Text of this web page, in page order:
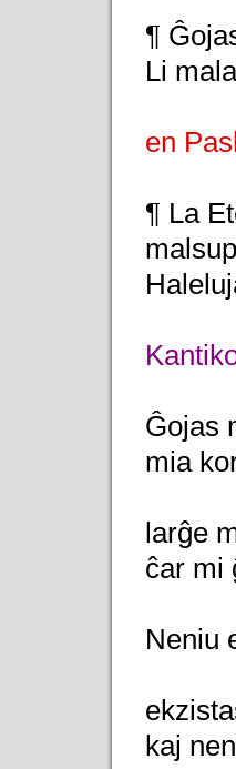
¶
Li
en
¶ La
Ĝojas
mia
larĝe
ĉar mi
Neniu
kaj